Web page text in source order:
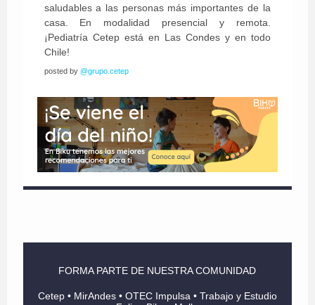
saludables a las personas más importantes de la
casa. En modalidad presencial y remota.
¡Pediatría Cetep está en Las Condes y en todo
Chile!
posted by @grupo.cetep
FORMA PARTE DE NUESTRA COMUNIDAD
Cetep • MirAndes • OTEC Impulsa • Trabajo y Estudio